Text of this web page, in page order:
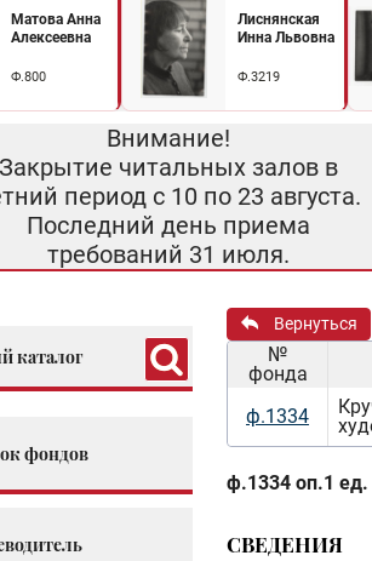
Матова Анна
Алексеевна
Ф.800
Лиснянская
Инна Львовна
Ф.3219
Внимание!
Закрытие читальных залов в
период с 10 по 23 августа.
Последний день приема
требований 31 июля.
каталог
фондов
Вернуться
№
фонда
ф.1334
ф.1334 оп.1 ед.
СВЕДЕНИЯ